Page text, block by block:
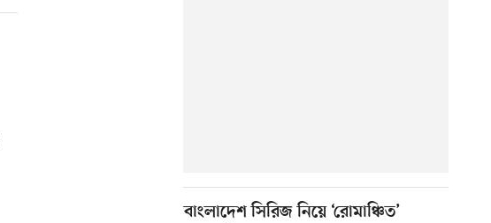
বাংলাদেশ সিরিজ নিয়ে ‘রোমাঞ্চিত’